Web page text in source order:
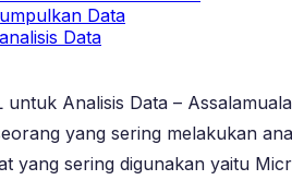
Data
Data
untuk Analisis Data –
yang sering melakukan
yang sering digunakan yaitu